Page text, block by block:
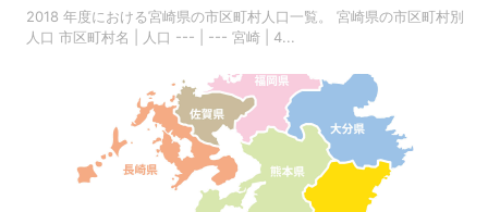
2018 年度における宮崎県の市区町村人口一覧。 宮崎県の市区町村別
人口 市区町村名 | 人口 --- | --- 宮崎 | 4...